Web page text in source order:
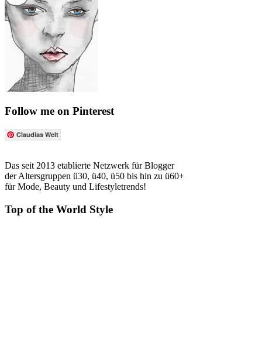
Follow me on Pinterest
Claudias Welt
Das seit 2013 etablierte Netzwerk für Blogger
der Altersgruppen ü30, ü40, ü50 bis hin zu ü60+
für Mode, Beauty und Lifestyletrends!
Top of the World Style